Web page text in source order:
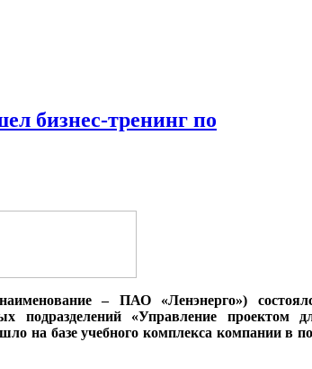
бизнес-тренинг по
– ПАО «Ленэнерго»)
подразделений «Управление проектом
на базе учебного комплекса компании в